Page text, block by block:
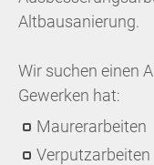
Altbausanierung.
Wir suchen einen
Gewerken hat:
Maurerarbeiten
Verputzarbeiten